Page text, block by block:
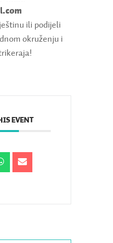
ili podijeli
okruženju i
EVENT